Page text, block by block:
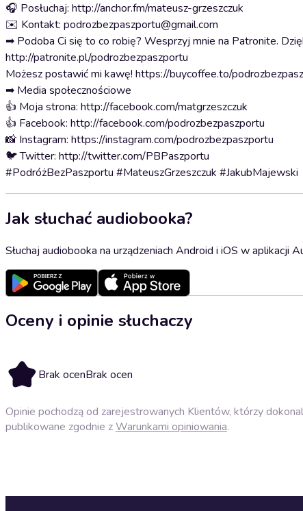
🎧 Posłuchaj: http://anchor.fm/mateusz-grzeszczuk
✉️ Kontakt: podrozbezpaszportu@gmail.com
➡ Podoba Ci się to co robię? Wesprzyj mnie na Patronite.
http://patronite.pl/podrozbezpaszportu
Możesz postawić mi kawę! https://buycoffee.to/
➡ Media społecznościowe
👍 Moja strona: http://facebook.com/matgrzeszczuk
👍 Facebook: http://facebook.com/podrozbezpaszportu
📸 Instagram: https://instagram.com/podrozbezpaszportu
🐦 Twitter: http://twitter.com/PBPaszportu
#PodróżBezPaszportu #MateuszGrzeszczuk #JakubMajewski
Jak słuchać audiobooka?
Słuchaj audiobooka na urządzeniach Android i iOS w aplikacji
Oceny i opinie słuchaczy
Brak ocenBrak ocen
Opinie pochodzą od zarejestrowanych Klientów, którzy
publikowane zgodnie zWarunkami opiniowania.